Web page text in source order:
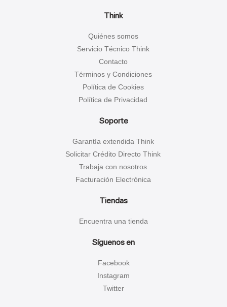
Think
Quiénes somos
Servicio Técnico Think
Contacto
Términos y Condiciones
Política de Cookies
Política de Privacidad
Soporte
Garantía extendida Think
Solicitar Crédito Directo Think
Trabaja con nosotros
Facturación Electrónica
Tiendas
Encuentra una tienda
Síguenos en
Facebook
Instagram
Twitter